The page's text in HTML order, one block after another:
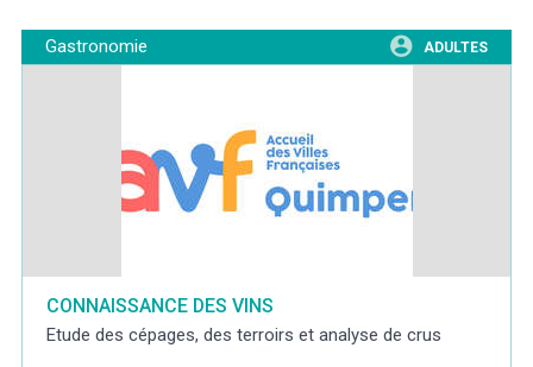
Gastronomie ADULTES
CONNAISSANCE DES VINS
Etude des cépages, des terroirs et analyse de crus